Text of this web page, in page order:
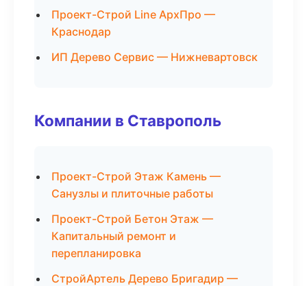
Проект-Строй Line АрхПро —
Краснодар
ИП Дерево Сервис — Нижневартовск
Компании в Ставрополь
Проект-Строй Этаж Камень —
Санузлы и плиточные работы
Проект-Строй Бетон Этаж —
Капитальный ремонт и
перепланировка
СтройАртель Дерево Бригадир —